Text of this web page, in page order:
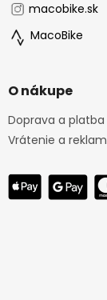
macobike.sk
MacoBike
O nákupe
Doprava a platba
Vrátenie a